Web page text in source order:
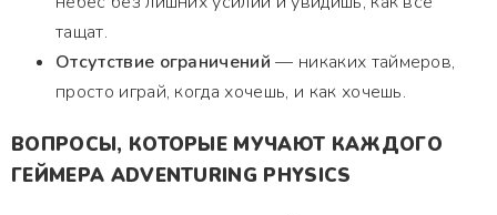
тащат.
Отсутствие ограничений — никаких таймеров,
просто играй, когда хочешь, и как хочешь.
ВОПРОСЫ, КОТОРЫЕ МУЧАЮТ КАЖДОГО
ГЕЙМЕРА ADVENTURING PHYSICS